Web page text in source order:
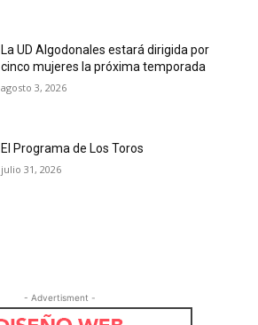
La UD Algodonales estará dirigida por
cinco mujeres la próxima temporada
agosto 3, 2026
El Programa de Los Toros
julio 31, 2026
- Advertisment -